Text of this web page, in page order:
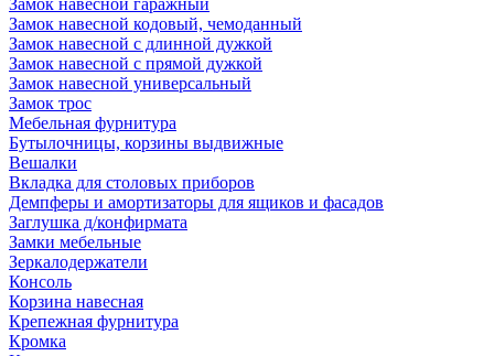
Замок навесной гаражный
Замок навесной кодовый, чемоданный
Замок навесной с длинной дужкой
Замок навесной с прямой дужкой
Замок навесной универсальный
Замок трос
Мебельная фурнитура
Бутылочницы, корзины выдвижные
Вешалки
Вкладка для столовых приборов
Демпферы и амортизаторы для ящиков и фасадов
Заглушка д/конфирмата
Замки мебельные
Зеркалодержатели
Консоль
Корзина навесная
Крепежная фурнитура
Кромка